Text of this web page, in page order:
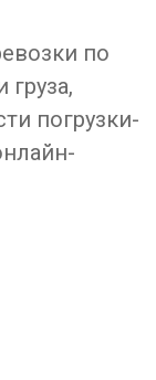
по
груза,
погрузки-